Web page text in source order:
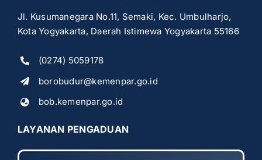
Jl. Kusumanegara No.11, Semaki, Kec. Umbulharjo,
Kota Yogyakarta, Daerah Istimewa Yogyakarta 55166
(0274) 5059178
borobudur@kemenpar.go.id
bob.kemenpar.go.id
LAYANAN PENGADUAN